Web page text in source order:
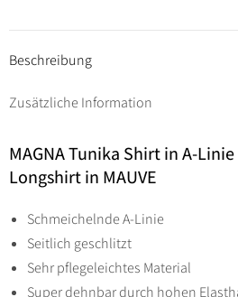
SHIRT
Gr
bis
-
grau
Beschreibung
Zusätzliche Information
MAGNA Tunika Shirt in A-
Longshirt in MAUVE
Schmeichelnde A-Linie
Seitlich geschlitzt
Sehr pflegeleichtes Material
Super dehnbar durch hohen